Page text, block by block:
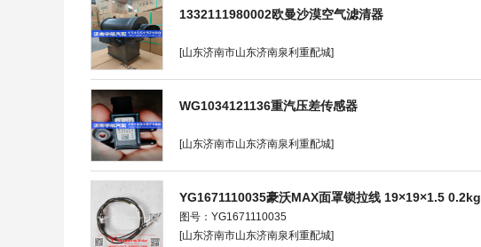
1332111980002欧曼沙漠空气滤清器
[山东济南市山东济南泉利重配城]
WG1034121136重汽压差传感器
[山东济南市山东济南泉利重配城]
YG1671110035豪沃MAX面罩锁拉线 19×19×1.5 0.2kg
图号：YG1671110035
[山东济南市山东济南泉利重配城]